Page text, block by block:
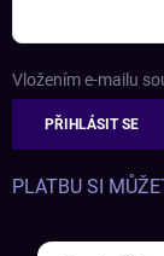
Vložením e-mailu
PŘIHLÁSIT SE
PLATBU SI